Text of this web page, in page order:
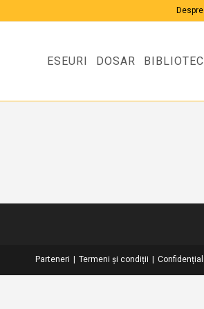
ESEURI DOSAR
Parteneri Termeni și condiții